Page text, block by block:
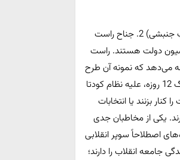
در چنین شرایطی دو دسته مخالف برای دولت، پیدا شد؛ 1. اصلاح‌طلبان رادیکال (چپ جنبشی) 2. جناح راست
دولت هستند. راست
می‌دهد که نمونه آن طرح
بنزینی آقای پزشکیان است. موضوعات مختلف در سیاست خارجی و اینکه دولت در جنگ 12 روزه، علیه نظام کودتا
بزنند یا انتخابات
یکی از مخاطبان جدی
اصطلاحاً سوپر انقلابی
جامعه انقلاب را دارند؛